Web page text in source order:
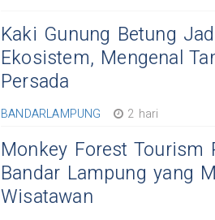
Kaki Gunung Betung
Ekosistem, Mengenal
Persada
BANDARLAMPUNG 2 hari
Monkey Forest Tourism
Bandar Lampung yang
Wisatawan